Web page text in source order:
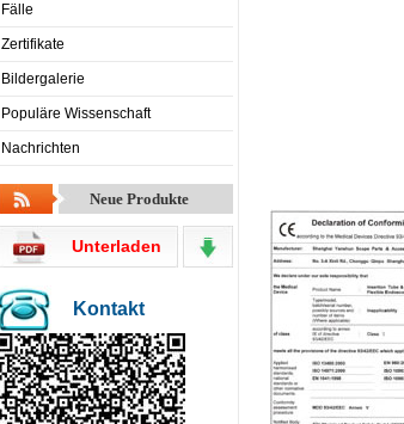
Fälle
Zertifikate
Bildergalerie
Populäre Wissenschaft
Nachrichten
Neue Produkte
Unterladen
Kontakt